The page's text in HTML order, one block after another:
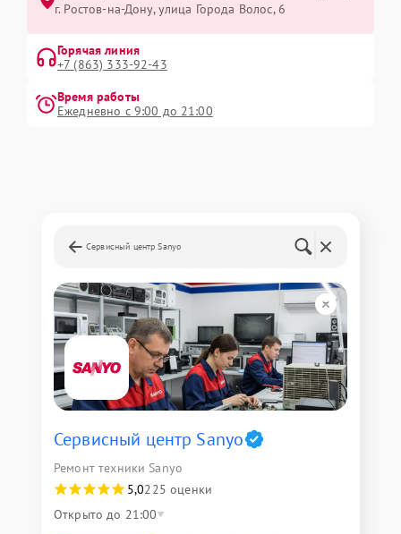
г. Ростов-на-Дону, улица Города Волос, 6
Горячая линия
+7 (863) 333-92-43
Время работы
Ежедневно с 9:00 до 21:00
Сервисный центр Sanyo
Сервисный центр Sanyo
Ремонт техники Sanyo
5,0225 оценки
Открыто до 21:00